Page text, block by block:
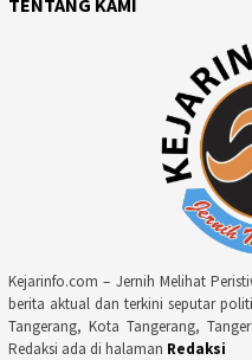
Kejarinfo.com – Jernih Melihat
berita aktual dan terkini seputar
Tangerang, Kota Tangerang,
Redaksi ada di halaman Redaksi